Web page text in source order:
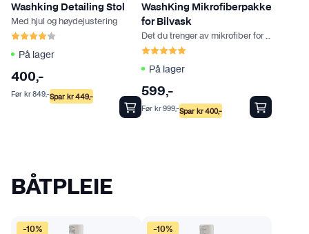
Washking Detailing Stol
Med hjul og høydejustering
Karakter:
På lager
400,-
Spar kr449,-
Før kr849,-
WashKing Mikrofiberpakke
for Bilvask
Det du trenger av mikrofiber for å komme i gang
Karakter:
På lager
599,-
Spar kr400,-
Før kr999,-
BÅTPLEIE
-10% -10%